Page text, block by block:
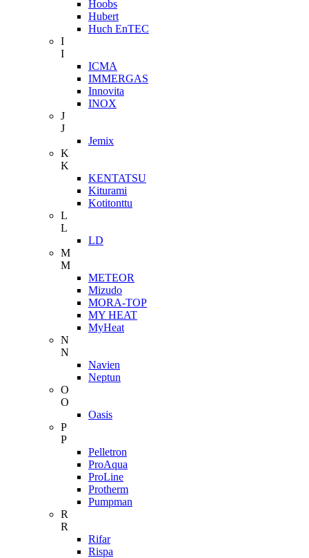
Hoobs
Hubert
Huch EnTEC
I
I
ICMA
IMMERGAS
Innovita
INOX
J
J
Jemix
K
K
KENTATSU
Kiturami
Kotitonttu
L
L
LD
M
M
METEOR
Mizudo
MORA-TOP
MY HEAT
MyHeat
N
N
Navien
Neptun
O
O
Oasis
P
P
Pelletron
ProAqua
ProLine
Protherm
Pumpman
R
R
Rifar
Rispa